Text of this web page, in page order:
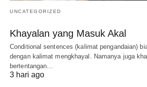
UNCATEGORIZED
Khayalan yang Masuk Akal
Conditional sentences (kalimat pengandaian)
dengan kalimat mengkhayal. Namanya juga
bertentangan…
3 hari ago